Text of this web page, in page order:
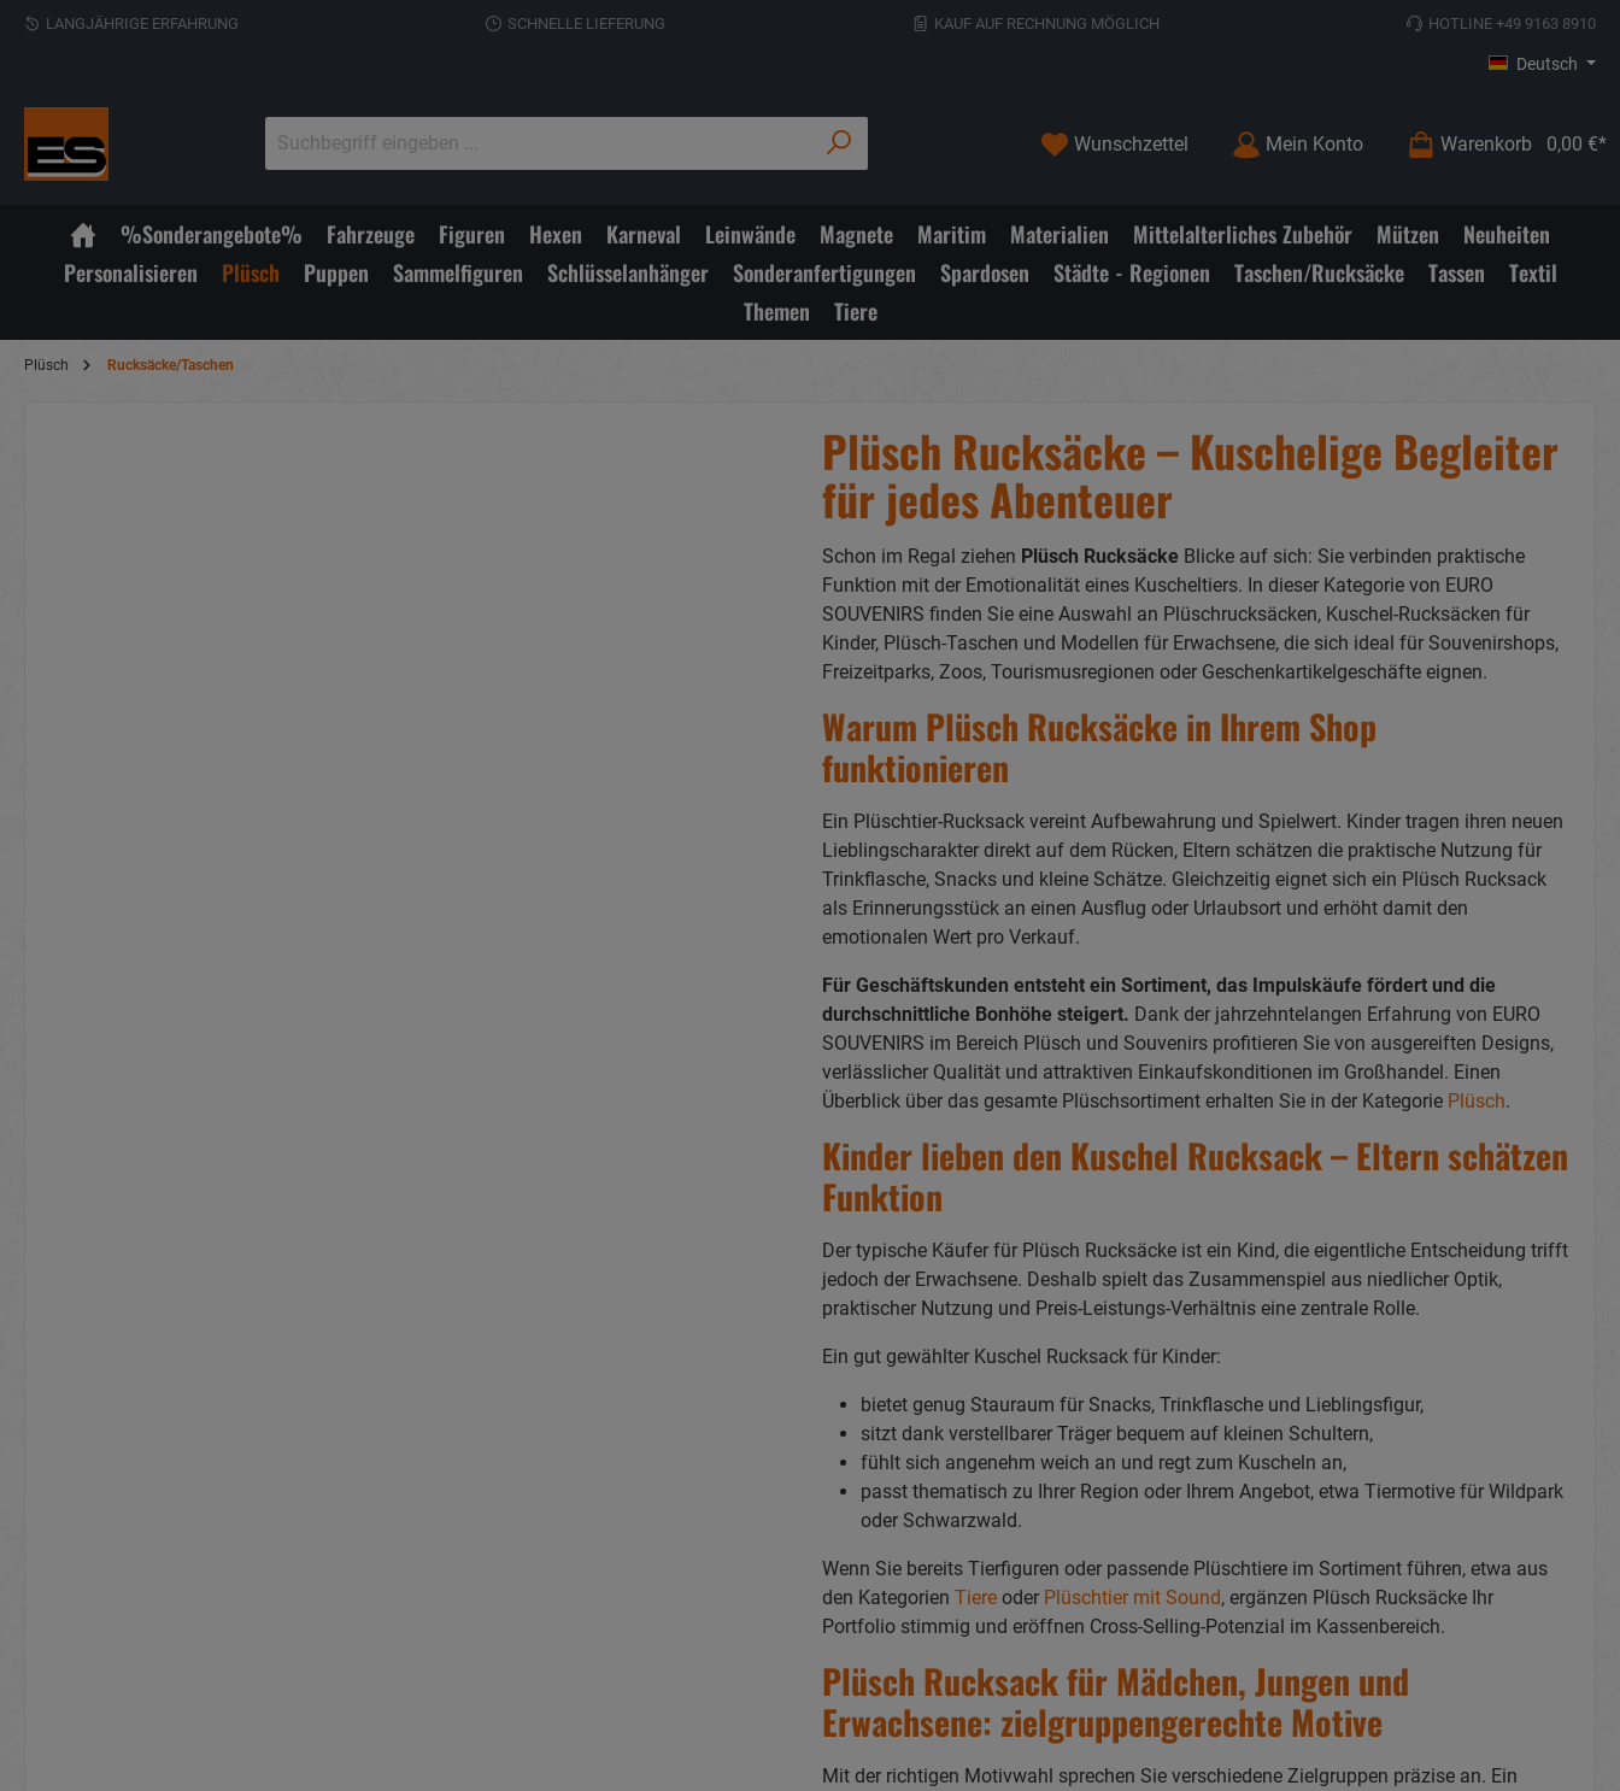
LANGJÄHRIGE ERFAHRUNG SCHNELLE LIEFERUNG KAUF AUF RECHNUNG MÖGLICH HOTLINE +49 9163 8910
Deutsch
Wunschzettel Mein Konto Warenkorb 0,00 €*
%Sonderangebote% Fahrzeuge Figuren Hexen Karneval Leinwände Magnete Maritim Materialien Mittelalterliches Zubehör Mützen
Neuheiten
Personalisieren
Plüsch Puppen Sammelfiguren Schlüsselanhänger Sonderanfertigungen Spardosen Städte - Regionen Taschen/Rucksäcke Tassen
Textil
Themen
Tiere
Plüsch Rucksäcke/Taschen
Plüsch Rucksäcke – Kuschelige Begleiter
für jedes Abenteuer
Schon im Regal ziehen Plüsch Rucksäcke Blicke auf sich: Sie verbinden praktische
Funktion mit der Emotionalität eines Kuscheltiers. In dieser Kategorie von EURO
SOUVENIRS finden Sie eine Auswahl an Plüschrucksäcken, Kuschel-Rucksäcken für
Kinder, Plüsch-Taschen und Modellen für Erwachsene, die sich ideal für Souvenirshops,
Freizeitparks, Zoos, Tourismusregionen oder Geschenkartikelgeschäfte eignen.
Warum Plüsch Rucksäcke in Ihrem Shop
funktionieren
Ein Plüschtier-Rucksack vereint Aufbewahrung und Spielwert. Kinder tragen ihren neuen
Lieblingscharakter direkt auf dem Rücken, Eltern schätzen die praktische Nutzung für
Trinkflasche, Snacks und kleine Schätze. Gleichzeitig eignet sich ein Plüsch Rucksack
als Erinnerungsstück an einen Ausflug oder Urlaubsort und erhöht damit den
emotionalen Wert pro Verkauf.
Für Geschäftskunden entsteht ein Sortiment, das Impulskäufe fördert und die
durchschnittliche Bonhöhe steigert. Dank der jahrzehntelangen Erfahrung von EURO
SOUVENIRS im Bereich Plüsch und Souvenirs profitieren Sie von ausgereiften Designs,
verlässlicher Qualität und attraktiven Einkaufskonditionen im Großhandel. Einen
Überblick über das gesamte Plüschsortiment erhalten Sie in der Kategorie Plüsch.
Kinder lieben den Kuschel Rucksack – Eltern schätzen
Funktion
Der typische Käufer für Plüsch Rucksäcke ist ein Kind, die eigentliche Entscheidung trifft
jedoch der Erwachsene. Deshalb spielt das Zusammenspiel aus niedlicher Optik,
praktischer Nutzung und Preis-Leistungs-Verhältnis eine zentrale Rolle.
Ein gut gewählter Kuschel Rucksack für Kinder:
bietet genug Stauraum für Snacks, Trinkflasche und Lieblingsfigur,
sitzt dank verstellbarer Träger bequem auf kleinen Schultern,
fühlt sich angenehm weich an und regt zum Kuscheln an,
passt thematisch zu Ihrer Region oder Ihrem Angebot, etwa Tiermotive für Wildpark
oder Schwarzwald.
Wenn Sie bereits Tierfiguren oder passende Plüschtiere im Sortiment führen, etwa aus
den Kategorien Tiere oder Plüschtier mit Sound, ergänzen Plüsch Rucksäcke Ihr
Portfolio stimmig und eröffnen Cross-Selling-Potenzial im Kassenbereich.
Plüsch Rucksack für Mädchen, Jungen und
Erwachsene: zielgruppengerechte Motive
Mit der richtigen Motivwahl sprechen Sie verschiedene Zielgruppen präzise an. Ein